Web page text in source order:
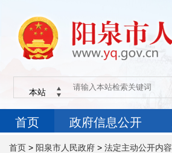
首页 > 阳泉市人民政府 > 法定主动公开内容